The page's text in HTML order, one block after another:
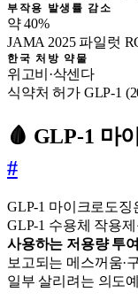
부작용 발생률 감소
약 40%
JAMA 2025 파일럿
한국 처방 약물
위고비·삭센다
식약처 허가 GLP-1
🩸 GLP-1 마
#
GLP-1 마이크로도
GLP-1 수용체 작용
사용하는 저용량 투
보고되는 메스꺼움·
일부 살리려는 의도